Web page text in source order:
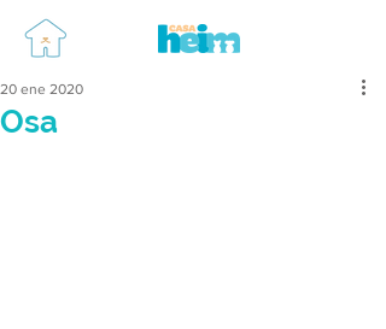
Osa
20 ene 2020